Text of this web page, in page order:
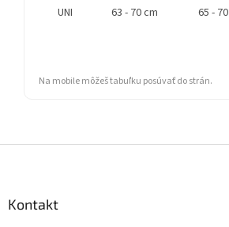
UNI 63 - 70 cm 65 - 70
Na mobile môžeš tabuľku posúvať do strán.
Kontakt